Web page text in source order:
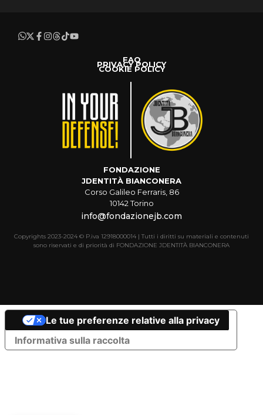
FAQ
PRIVACY POLICY
COOKIE POLICY
FONDAZIONE
JDENTITÀ BIANCONERA
Corso Galileo Ferraris, 86
10142 Torino
info@fondazionejb.com
Copyrights 2023-2024 © P.iva 12918000014 | Tutti i diritti su materiali e contenuti
sono riservati e di priorità di FONDAZIONE JDENTITÀ BIANCONERA
Informativa sulla raccolta
Le tue preferenze relative alla privacy